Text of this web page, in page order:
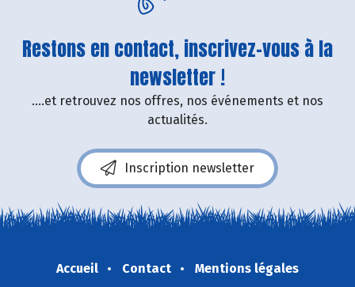
Restons en contact, inscrivez-vous à la
newsletter !
....et retrouvez nos offres, nos événements et nos
actualités.
Inscription newsletter
Accueil Contact
Mentions légales